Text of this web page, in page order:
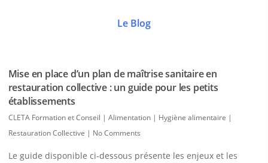
Le Blog
Mise en place d’un plan de maîtrise sanitaire en
restauration collective : un guide pour les petits
établissements
CLETA Formation et Conseil | Alimentation | Hygiène alimentaire |
Restauration Collective | No Comments
Le guide disponible ci-dessous présente les enjeux et les